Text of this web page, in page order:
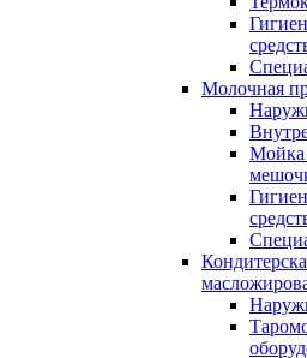
Молочная
Мойка